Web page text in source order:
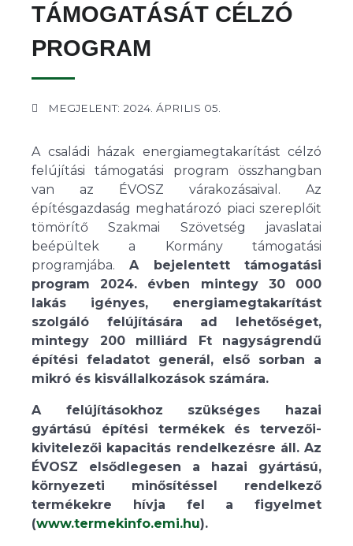
TÁMOGATÁSÁT CÉLZÓ
PROGRAM
MEGJELENT: 2024. ÁPRILIS 05.
A családi házak energiamegtakarítást célzó
felújítási támogatási program összhangban
van az ÉVOSZ várakozásaival. Az
építésgazdaság meghatározó piaci szereplőit
tömörítő Szakmai Szövetség javaslatai
beépültek a Kormány támogatási
programjába. A bejelentett támogatási
program 2024. évben mintegy 30 000
lakás igényes, energiamegtakarítást
szolgáló felújítására ad lehetőséget,
mintegy 200 milliárd Ft nagyságrendű
építési feladatot generál, első sorban a
mikró és kisvállalkozások számára.
A felújításokhoz szükséges hazai
gyártású építési termékek és tervezői-
kivitelezői kapacitás rendelkezésre áll. Az
ÉVOSZ elsődlegesen a hazai gyártású,
környezeti minősítéssel rendelkező
termékekre hívja fel a figyelmet
(www.termekinfo.emi.hu).